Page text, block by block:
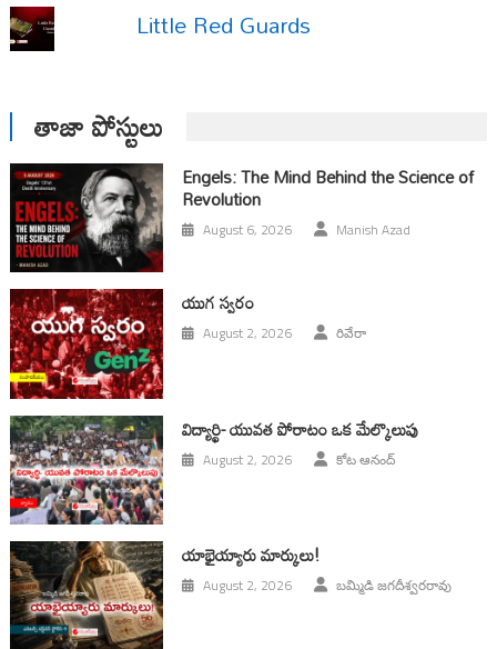
Little Red Guards
తాజా పోస్టులు
Engels: The Mind Behind the Science of
Revolution
August 6, 2026 Manish Azad
యుగ స్వ‌రం
August 2, 2026 రివేరా
విద్యార్థి- యువత పోరాటం ఒక మేల్కొలుపు
August 2, 2026 కోట ఆనంద్
యాభైయ్యారు మార్కులు!
August 2, 2026 బమ్మిడి జగదీశ్వరరావు